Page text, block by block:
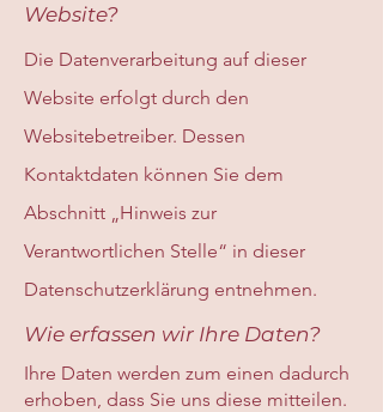
Website?
Die Datenverarbeitung auf dieser
Website erfolgt durch den
Websitebetreiber. Dessen
Kontaktdaten können Sie dem
Abschnitt „Hinweis zur
Verantwortlichen Stelle“ in dieser
Datenschutzerklärung entnehmen.
Wie erfassen wir Ihre Daten?
Ihre Daten werden zum einen dadurch
erhoben, dass Sie uns diese mitteilen.